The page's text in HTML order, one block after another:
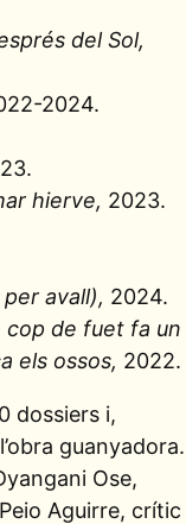
del Sol,
2024.
hierve, 2023.
avall), 2024.
cop de fuet fa un
els ossos, 2022.
dossiers i,
guanyadora.
Ose,
Aguirre, crític